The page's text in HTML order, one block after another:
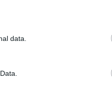
data.
και ως Argentine
Antonio
επεδείκνυε
θα προστάτευε την
Εκτράφηκε για